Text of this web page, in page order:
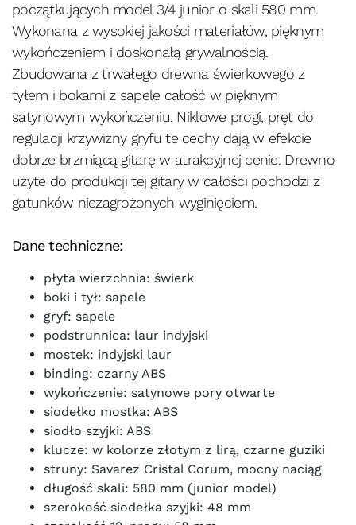
początkujących model 3/4 junior o skali 580 mm.
Wykonana z wysokiej jakości materiałów, pięknym
wykończeniem i doskonałą grywalnością.
Zbudowana z trwałego drewna świerkowego z
tyłem i bokami z sapele całość w pięknym
satynowym wykończeniu. Niklowe progi, pręt do
regulacji krzywizny gryfu te cechy dają w efekcie
dobrze brzmiącą gitarę w atrakcyjnej cenie. Drewno
użyte do produkcji tej gitary w całości pochodzi z
gatunków niezagrożonych wyginięciem.
Dane techniczne:
płyta wierzchnia: świerk
boki i tył: sapele
gryf: sapele
podstrunnica: laur indyjski
mostek: indyjski laur
binding: czarny ABS
wykończenie: satynowe pory otwarte
siodełko mostka: ABS
siodło szyjki: ABS
klucze: w kolorze złotym z lirą, czarne guziki
struny: Savarez Cristal Corum, mocny naciąg
długość skali: 580 mm (junior model)
szerokość siodełka szyjki: 48 mm